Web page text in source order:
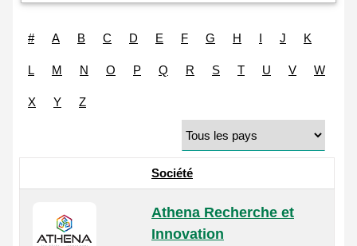
# A B C D E F G H I J K
L M N O P Q R S T U V W
X Y Z
Société
Athena Recherche et
Innovation